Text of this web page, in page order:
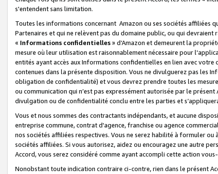
s'entendent sans limitation.
Toutes les informations concernant Amazon ou ses sociétés affiliées
Partenaires et qui ne relèvent pas du domaine public, ou qui
« Informations confidentielles» d’Amazon et demeurent la
mesure où leur utilisation est raisonnablement nécessaire pour
entités ayant accès aux Informations confidentielles en lien avec
contenues dans la présente disposition. Vous ne divulguerez pas les
obligation de confidentialité) et vous devrez prendre toutes les
ou communication qui n’est pas expressément autorisée par le
divulgation ou de confidentialité conclu entre les parties et
Vous et nous sommes des contractants indépendants, et aucune
entreprise commune, contrat d'agence, franchise ou agence
nos sociétés affiliées respectives. Vous ne serez habilité à formuler
sociétés affiliées. Si vous autorisez, aidez ou encouragez une autre
Accord, vous serez considéré comme ayant accompli cette action
Nonobstant toute indication contraire ci-contre, rien dans le présent